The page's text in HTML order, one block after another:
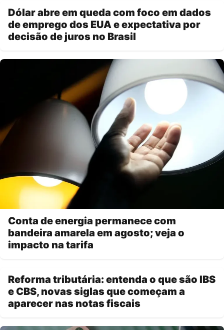
Dólar abre em queda com foco em dados
de emprego dos EUA e expectativa por
decisão de juros no Brasil
Conta de energia permanece com
bandeira amarela em agosto; veja o
impacto na tarifa
Reforma tributária: entenda o que são IBS
e CBS, novas siglas que começam a
aparecer nas notas fiscais